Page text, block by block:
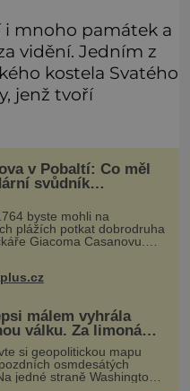
i mnoho památek a
vidění. Jedním z
kostela Svatého
jenž tvoří
v Pobaltí: Co měl
svůdník
se svobodnými
byste mohli na
plážích potkat dobrodruha
Giacoma Casanovu.
k Baltskému moři však
cestou se zištnými úmysly.
málem vyhrála
válku. Za limonádu
ponorky i křižník
si geopolitickou mapu
osmdesátých
jedné straně Washington,